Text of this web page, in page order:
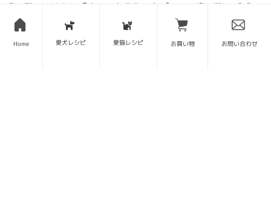
犬・猫のごはんに「山のごちそう」をプラス！鹿・猪のジビエ
ふりかけで毎日をもっと元気に快適に
Home 愛犬レシピ 愛猫レシピ お買い物 お問い合わせ